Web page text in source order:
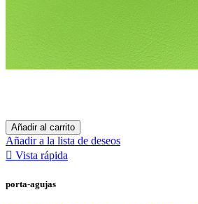
Añadir al carrito
Añadir a la lista de deseos
 Vista rápida
porta-agujas